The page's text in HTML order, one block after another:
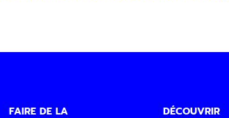
FAIRE DE LA
DÉCOUVRIR